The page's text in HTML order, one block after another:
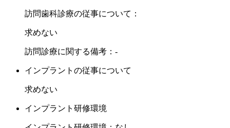
訪問歯科診療の従事について：
求めない
訪問診療に関する備考：-
インプラントの従事について
求めない
インプラント研修環境